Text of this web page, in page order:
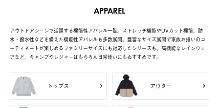
APPAREL
アウトドアシーンで活躍する機能性アパレル一覧。ストレッチ機能やUVカット機能、防
水・撥水性などを備えた機能性アパレルも多数展開。豊富なサイズ展開で家族お揃いのコ
ーディネートが楽しめるファミリーサイズにも対応したシリーズも。高機能なレインウェ
アなど、キャンプやレジャーはもちろん日常使いにもおすすめです。
トップス アウター